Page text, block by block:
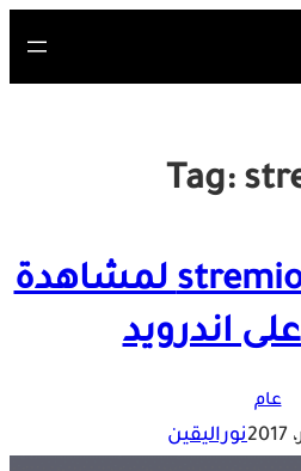
Tag:
تحميل برنامج stremio لمشاهدة
اندرويد
عام
نوراليقين